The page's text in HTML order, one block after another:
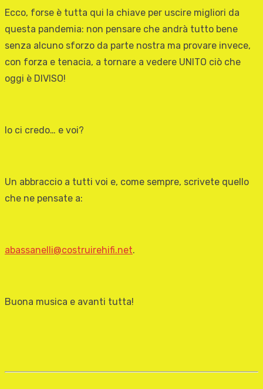
Ecco, forse è tutta qui la chiave per uscire migliori da
questa pandemia: non pensare che andrà tutto bene
senza alcuno sforzo da parte nostra ma provare invece,
con forza e tenacia, a tornare a vedere UNITO ciò che
oggi è DIVISO!
Io ci credo… e voi?
Un abbraccio a tutti voi e, come sempre, scrivete quello
che ne pensate a:
abassanelli@costruirehifi.net.
Buona musica e avanti tutta!